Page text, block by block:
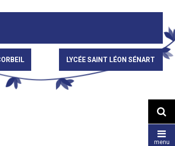
LYCÉE SAINT LÉON SÉNART


menu